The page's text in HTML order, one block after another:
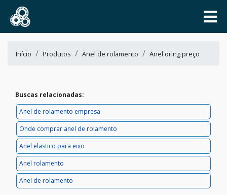
Início Produtos Anel de rolamento Anel oring preço
Buscas relacionadas:
Anel de rolamento empresa
Onde comprar anel de rolamento
Anel elastico para eixo
Anel rolamento
Anel de rolamento